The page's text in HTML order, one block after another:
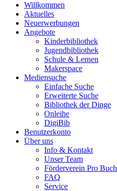
Willkommen
Aktuelles
Neuerwerbungen
Angebote
Kinderbibliothek
Jugendbibliothek
Schule & Lernen
Makerspace
Mediensuche
Einfache Suche
Erweiterte Suche
Bibliothek der Dinge
Onleihe
DigiBib
Benutzerkonto
Über uns
Info & Kontakt
Unser Team
Förderverein Pro Buch
FAQ
Service